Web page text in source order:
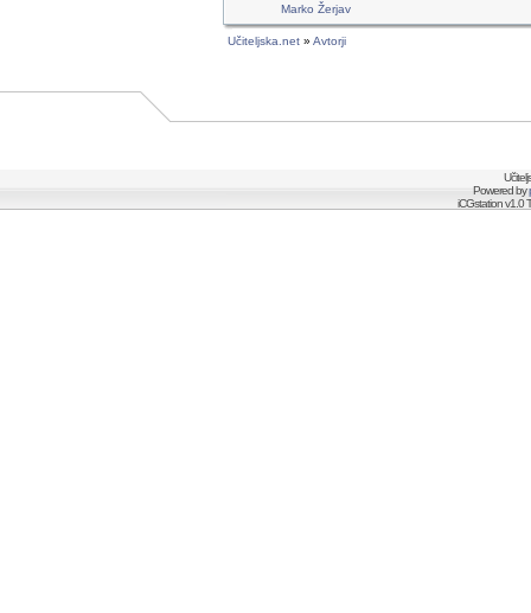
Marko Žerjav
Učiteljska.net » Avtorji
Powered by
iCGstation v1.0